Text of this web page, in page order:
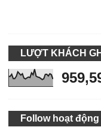
LƯỢT KHÁCH
Follow hoạt